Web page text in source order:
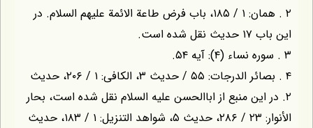
۲ . همان: ۱ / ۱۸۵، باب فرض طاعة الائمة عليهم السلام. در
۴ . بصائر الدرجات: ۵۵ / حديث ۳، الكافى: ۱ / ۲۰۶، حديث
منبع از اباالحسن عليه السلام نقل شده است، بحار
الأنوار: ۲۳ / ۲۸۶، حديث ۵، شواهد التنزيل: ۱ / ۱۸۳، حديث